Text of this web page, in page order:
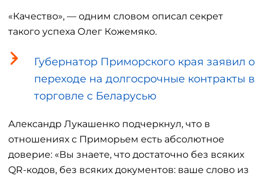
«Качество», — одним словом описал секрет
такого успеха Олег Кожемяко.
Губернатор Приморского края заявил о
переходе на долгосрочные контракты в
торговле с Беларусью
Александр Лукашенко подчеркнул, что в
отношениях с Приморьем есть абсолютное
доверие: «Вы знаете, что достаточно без всяких
QR-кодов, без всяких документов: ваше слово из